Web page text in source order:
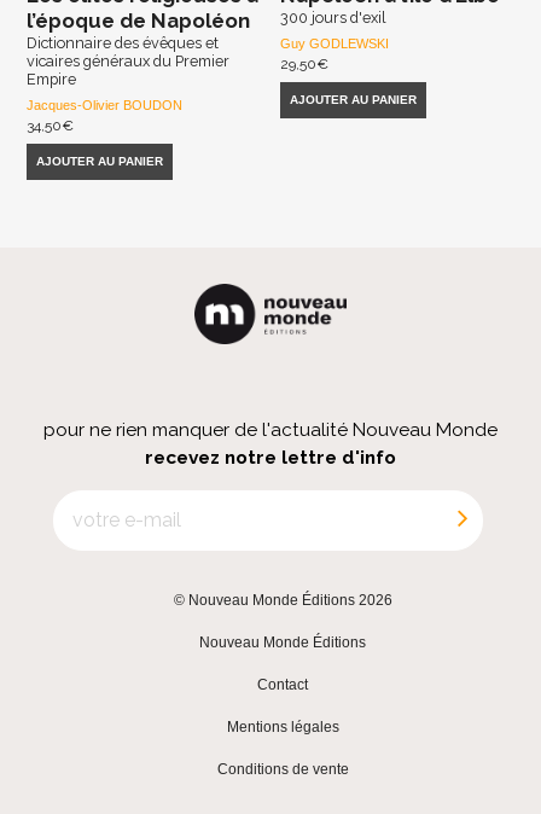
l’époque de Napoléon
Dictionnaire des évêques et
vicaires généraux du Premier
Empire
Jacques-Olivier BOUDON
34,50€
AJOUTER AU PANIER
300 jours d'exil
Guy GODLEWSKI
29,50€
AJOUTER AU PANIER
pour ne rien manquer de l'actualité Nouveau Monde
recevez notre lettre d'info
© Nouveau Monde Éditions 2026
Nouveau Monde Éditions
Contact
Mentions légales
Conditions de vente